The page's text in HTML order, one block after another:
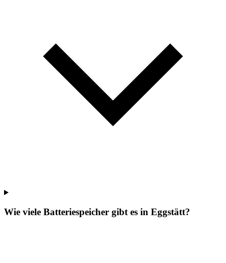
Wie viele Batteriespeicher gibt es in Eggstätt?